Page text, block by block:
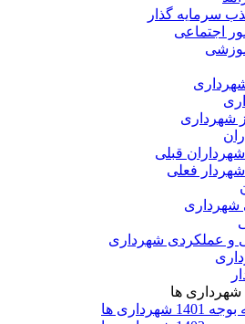
سرمایه گذار
اجتماعی
شهرداری
قبلی
فعلی
شهرداری
و عملکردی شهرداری
شهرداری ها
شهرداری ها